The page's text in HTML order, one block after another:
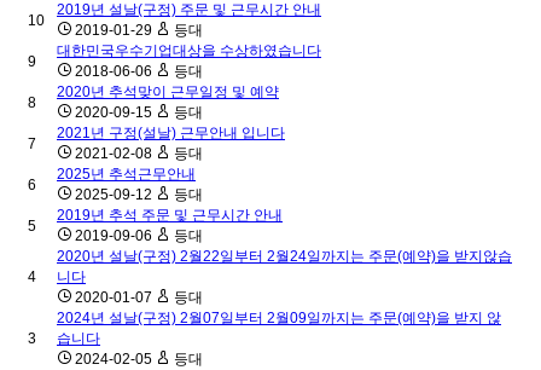
10
2019년 설날(구정) 주문 및 근무시간 안내
2019-01-29
등대
9
대한민국우수기업대상을 수상하였습니다
2018-06-06
등대
8
2020년 추석맞이 근무일정 및 예약
2020-09-15
등대
7
2021년 구정(설날) 근무안내 입니다
2021-02-08
등대
6
2025년 추석근무안내
2025-09-12
등대
5
2019년 추석 주문 및 근무시간 안내
2019-09-06
등대
4
2020년 설날(구정) 2월22일부터 2월24일까지는 주문(예약)을 받지않습
니다
2020-01-07
등대
3
2024년 설날(구정) 2월07일부터 2월09일까지는 주문(예약)을 받지 않
습니다
2024-02-05
등대